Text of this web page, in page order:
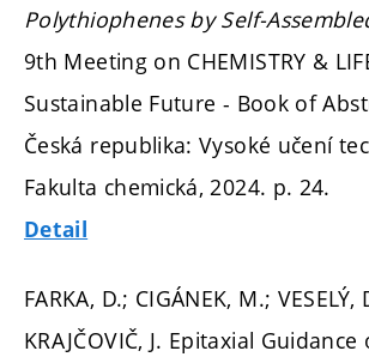
Polythiophenes by Self-
9th Meeting on CHEMISTRY &
Sustainable Future - Book of
Česká republika: Vysoké učení
Fakulta chemická, 2024. p. 24.
Detail
FARKA, D.; CIGÁNEK, M.; VESELÝ,
KRAJČOVIČ, J. Epitaxial